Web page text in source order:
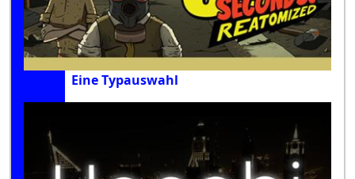
Eine Typauswahl